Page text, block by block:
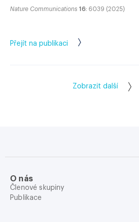
Nature Communications 16: 6039 (2025)
Přejít na publikaci
Zobrazit další
O nás
Členové skupiny
Publikace